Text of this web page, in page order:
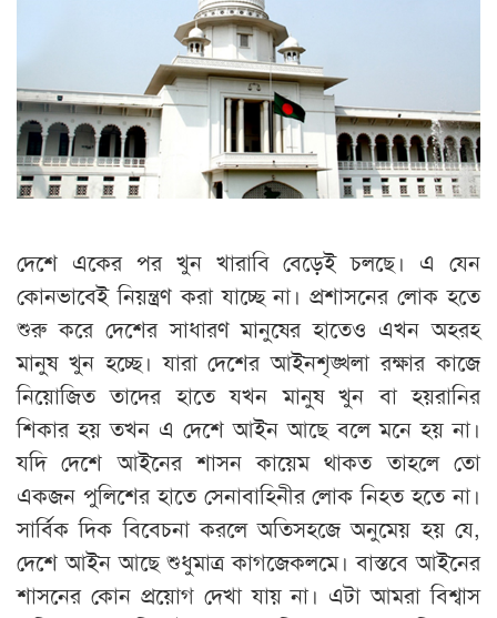
দেশে একের পর খুন খারাবি বেড়েই চলছে। এ যেন
কোনভাবেই নিয়ন্ত্রণ করা যাচ্ছে না। প্রশাসনের লোক হতে
শুরু করে দেশের সাধারণ মানুষের হাতেও এখন অহরহ
মানুষ খুন হচ্ছে। যারা দেশের আইনশৃঙ্খলা রক্ষার কাজে
নিয়োজিত তাদের হাতে যখন মানুষ খুন বা হয়রানির
শিকার হয় তখন এ দেশে আইন আছে বলে মনে হয় না।
যদি দেশে আইনের শাসন কায়েম থাকত তাহলে তো
একজন পুলিশের হাতে সেনাবাহিনীর লোক নিহত হতে না।
সার্বিক দিক বিবেচনা করলে অতিসহজে অনুমেয় হয় যে,
দেশে আইন আছে শুধুমাত্র কাগজেকলমে। বাস্তবে আইনের
শাসনের কোন প্রয়োগ দেখা যায় না। এটা আমরা বিশ্বাস